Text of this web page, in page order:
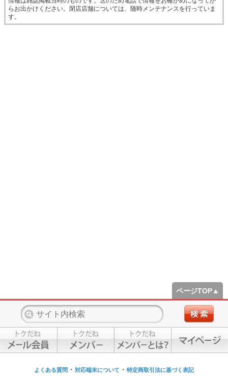
らお出かけください。閉店店舗については、随時メンテナンスを行っていま
す。
ページTOP▲
よくある質問 ・ 対応端末について ・ 特定商取引法に基づく表記